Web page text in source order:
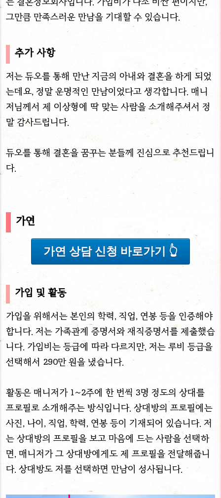
그만큼 만족스러운 만남을 기대할 수 있습니다.
추가 사항
저는 듀오를 통해 만난 지금의 아내와 결혼을 하게 되었
는데요, 정말 운명적인 만남이었다고 생각합니다. 매니
저님께서 제 이상형에 딱 맞는 사람을 소개해주셔서 정
말 감사드립니다.
듀오를 통해 결혼을 꿈꾸는 분들께 진심으로 추천드립니
다.
가연
가연 상담 신청 바로가기 👆
가입 및 활동
가입을 위해서는 본인의 학력, 직업, 연봉 등을 인증해야
합니다. 저는 가족관계 증명서와 재직증명서를 제출했습
니다. 가입비는 등급에 따라 다르지만, 저는 루비 등급을
선택해서 290만 원을 냈습니다.
활동은 매니저가 1~2주에 한 번씩 3명 정도의 상대를
프로필로 소개해주는 방식입니다. 상대방의 프로필에는
사진, 나이, 직업, 학력, 연봉 등이 기재되어 있습니다. 저
는 상대방의 프로필을 보고 마음에 드는 사람을 선택하
면, 매니저가 그 상대방에게도 제 프로필을 전달해줍니
다. 상대방도 저를 선택하면 만남이 성사됩니다.